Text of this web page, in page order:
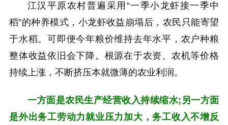
江汉平原农村普遍采用“一季小龙虾接一季中
稻”的种养模式，小龙虾收益崩塌后，农民只能寄望
于水稻。可即便今年粮价维持去年水平，农户种粮
整体收益依旧会下降。根源在于农资、农机等价格
持续上涨，不断挤压本就微薄的农业利润。
一方面是农民生产经营收入持续缩水;另一方面
是外出务工劳动力就业压力加大，务工收入不增反